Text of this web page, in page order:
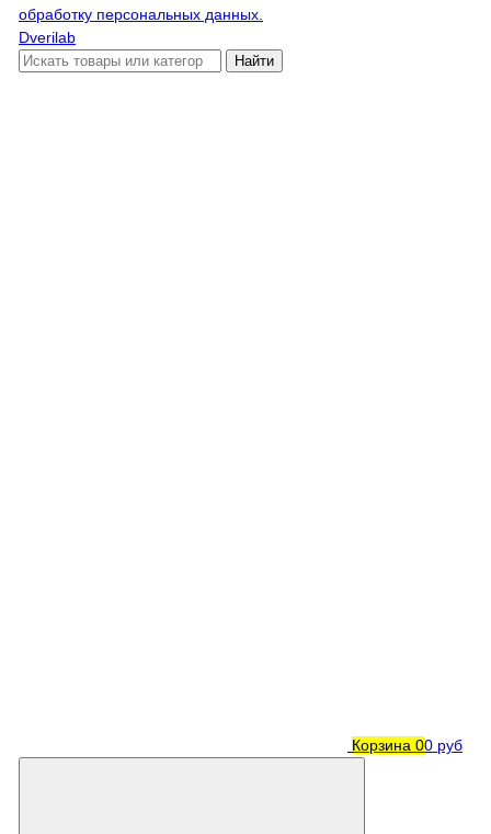
обработку персональных данных.
Dverilab
Найти
Корзина 00 руб